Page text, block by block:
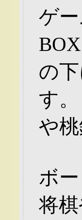
ゲ
の
す
や
ボ
将